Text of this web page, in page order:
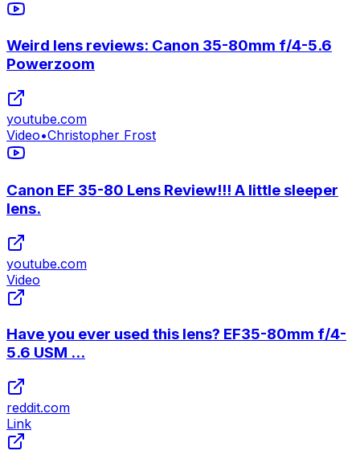
Weird lens reviews: Canon 35-80mm f/4-5.6
Powerzoom
youtube.com
Video•Christopher Frost
Canon EF 35-80 Lens Review!!! A little sleeper
lens.
youtube.com
Video
Have you ever used this lens? EF35-80mm f/4-
5.6 USM ...
reddit.com
Link